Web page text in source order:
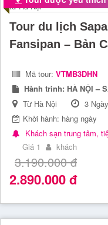
Tour du lịch
Fansipan – Bản
Mã tour: VTMB3DHN
Hành trình: HÀ NỘI –
Từ Hà Nội
3
Khởi hành: hàng ngày
Khách sạn trung tâm,
Giá 1
khách
3.190.000đ
2.890.000đ